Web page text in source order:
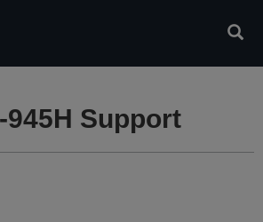
945H Support